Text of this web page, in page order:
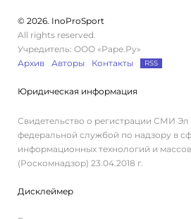
© 2026. InoProSport
All rights reserved.
Учредитель: ООО «Раре.Ру»
Архив
Авторы Контакты RSS
Юридическая информация
Свидетельство о регистрации СМИ
федеральной службой по надзору в
информационных технологий и
(Роскомнадзор) 23.04.2018 г.
Дисклеймер